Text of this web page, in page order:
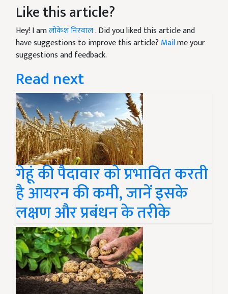
Like this article?
Hey! I amलोकेश निरवाल. Did you liked this article and
have suggestions to improve this article? Mailme your
suggestions and feedback.
Read next
गेहूं की पैदावार को प्रभावित करती
है आयरन की कमी, जानें इसके
लक्षण और प्रबंधन के तरीके